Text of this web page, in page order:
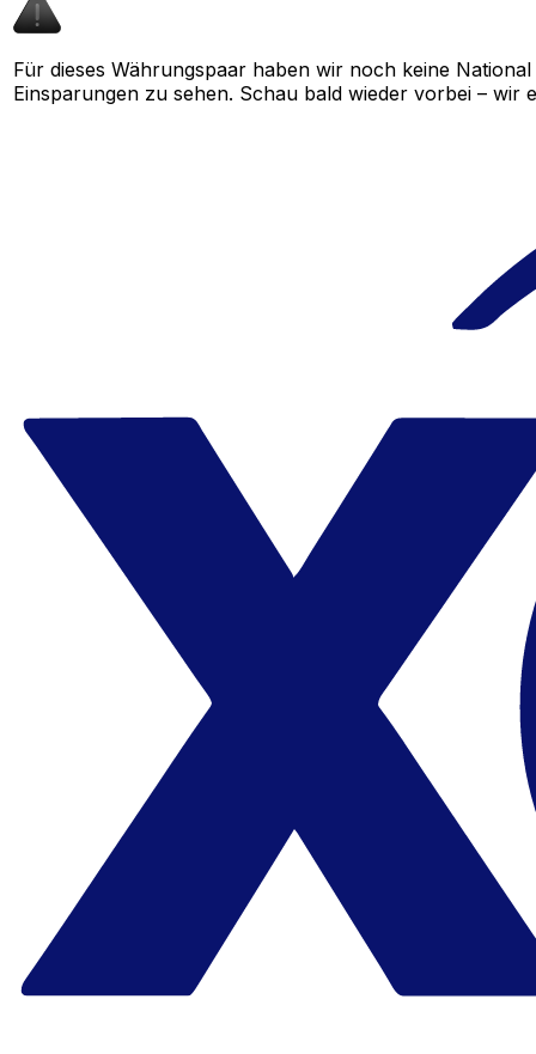
Für dieses Währungspaar haben wir noch keine
Einsparungen zu sehen. Schau bald wieder vorbei –